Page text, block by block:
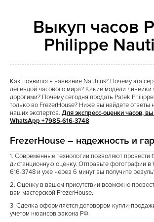
3748
Выкуп часов
Philippe
Как появилось название Nautilus? Почему эта
легендой часового мира? Какие модели
дорогими? Почему сегодня продать Patek
только во FrezerHouse? Ниже вы найдете ответы
наших экспертов. Для экспресс-оценки часов,
WhatsApp +7985-616-3748
FrezerHouse – надежность и
1. Современные технологии позволяют провести
дистанционную оценку. Отправьте фотографии в
616-3748 и уже через 6 минут вы получите
2. Оценку в вашем присутствии возможно
вам мастерской FrezerHouse.
3. Сделка оформляется договором купли-
учетом нюансов закона РФ.